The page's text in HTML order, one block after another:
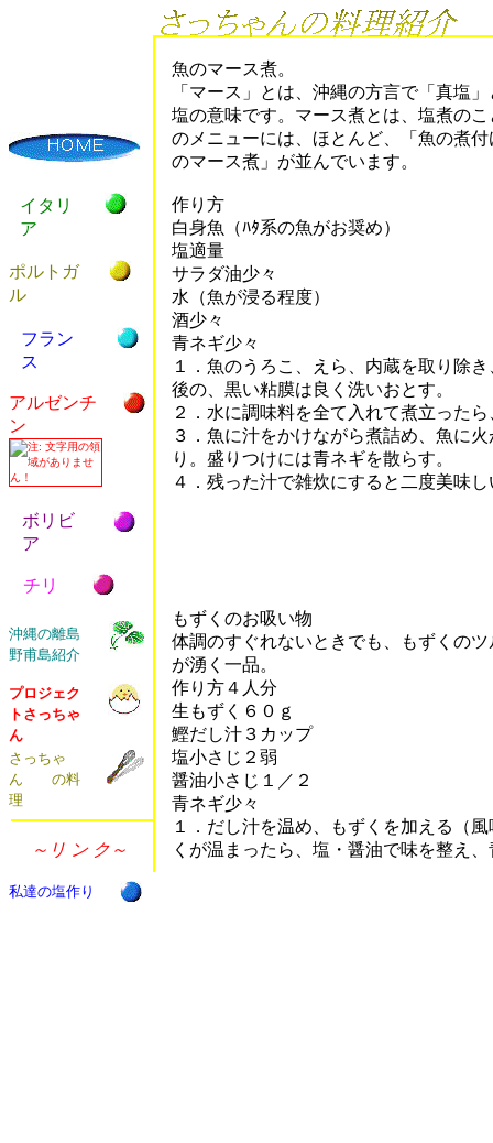
魚のマース煮。
「マース」とは、沖縄の方言で「真塩
塩の意味です。マース煮とは、塩煮の
のメニューには、ほとんど、「魚の煮
のマース煮」が並んでいます。
作り方
白身魚（ﾊﾀ系の魚がお奨め）
塩適量
サラダ油少々
水（魚が浸る程度）
酒少々
青ネギ少々
１．魚のうろこ、えら、内蔵を取り除
後の、黒い粘膜は良く洗いおとす。
２．水に調味料を全て入れて煮立った
３．魚に汁をかけながら煮詰め、魚に
り。盛りつけには青ネギを散らす。
４．残った汁で雑炊にすると二度美味し
イタリ
ア
ポルトガ
ル
フラン
ス
アルゼンチ
ン
ボリビ
ア
チリ
もずくのお吸い物
体調のすぐれないときでも、もずくの
が湧く一品。
作り方４人分
生もずく６０ｇ
鰹だし汁３カップ
塩小さじ２弱
醤油小さじ１／２
青ネギ少々
１．だし汁を温め、もずくを加える（
くが温まったら、塩・醤油で味を整え
沖縄の離島
野甫島紹介
プロジェク
トさっちゃ
ん
さっちゃ
ん の料
理
～リ ン ク～
私達の塩作り